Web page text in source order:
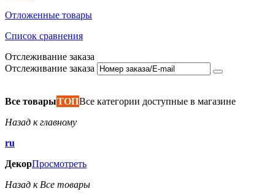
Отложенные товары
Список сравнения
Отслеживание заказа
Отслеживание заказа
Все товарыТОПВсе категории доступные в магазине
Назад к главному
ru
ДекорПросмотреть
Назад к Все товары